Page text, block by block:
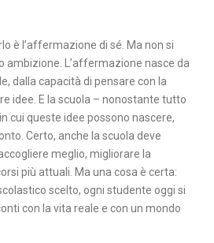
è l’affermazione di sé. Ma non si
ambizione. L’affermazione nasce da
dalla capacità di pensare con la
idee. E la scuola – nonostante tutto
cui queste idee possono nascere,
Certo, anche la scuola deve
meglio, migliorare la
più attuali. Ma una cosa è certa:
scelto, ogni studente oggi si
con la vita reale e con un mondo